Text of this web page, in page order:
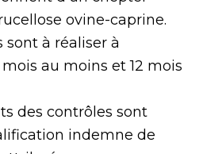
ovine-caprine.
sont à réaliser à
au moins et 12 mois
des contrôles sont
indemne de